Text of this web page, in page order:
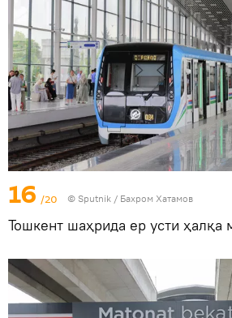
16 /20 © Sputnik / Бахром Хатамов
Тошкент шаҳрида ер усти ҳалқа